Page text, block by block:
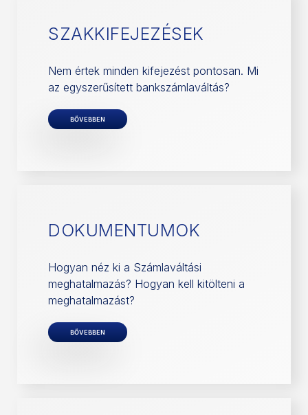
SZAKKIFEJEZÉSEK
Nem értek minden kifejezést pontosan. Mi
az egyszerűsített bankszámlaváltás?
BŐVEBBEN
DOKUMENTUMOK
Hogyan néz ki a Számlaváltási
meghatalmazás? Hogyan kell kitölteni a
meghatalmazást?
BŐVEBBEN